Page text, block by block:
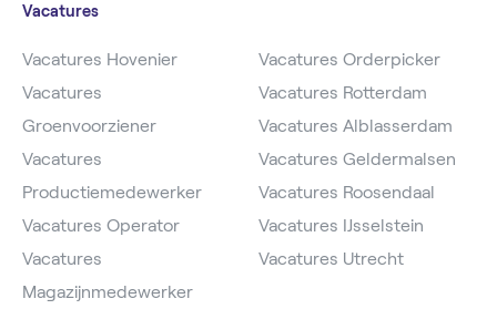
Vacatures
Vacatures Hovenier
Vacatures
Groenvoorziener
Vacatures
Productiemedewerker
Vacatures Operator
Vacatures
Magazijnmedewerker
Vacatures Orderpicker
Vacatures Rotterdam
Vacatures Alblasserdam
Vacatures Geldermalsen
Vacatures Roosendaal
Vacatures IJsselstein
Vacatures Utrecht